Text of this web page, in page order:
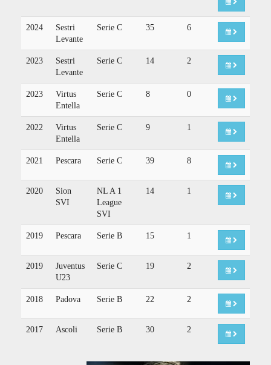
2024
Sestri
Levante
Serie C 35 6
2023
Sestri
Levante
Serie C 14 2
2023
Virtus
Entella
Serie C 8 0
2022
Virtus
Entella
Serie C 9 1
2021 Pescara Serie C 39 8
2020
Sion
SVI
NL A 1
League
SVI
14 1
2019 Pescara Serie B 15 1
2019
Juventus
U23
Serie C 19 2
2018 Padova Serie B 22 2
2017 Ascoli Serie B 30 2